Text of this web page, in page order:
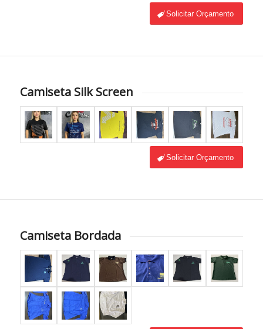
Solicitar Orçamento
Camiseta Silk Screen
Solicitar Orçamento
Camiseta Bordada